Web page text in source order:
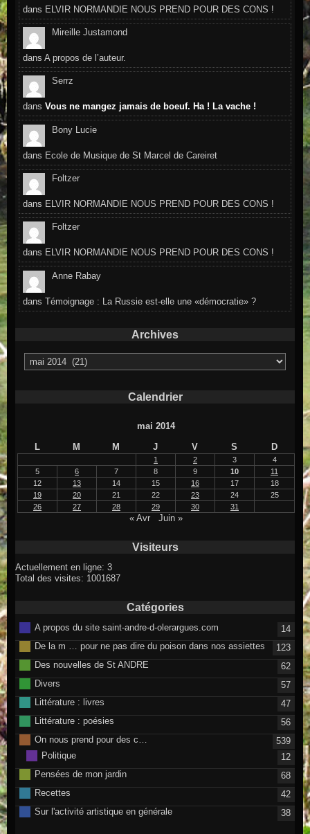
dans ELVIR NORMANDIE NOUS PREND POUR DES CONS !
Mireille Justamond
dansA propos de l’auteur.
Serrz
dansVous ne mangez jamais de boeuf. Ha ! La vache !
Bony Lucie
dans Ecole de Musique de St Marcel de Careiret
Foltzer
dans ELVIR NORMANDIE NOUS PREND POUR DES CONS !
Foltzer
dans ELVIR NORMANDIE NOUS PREND POUR DES CONS !
Anne Rabay
dansTémoignage : La Russie est-elle une «démocratie» ?
Archives
Archives
Calendrier
mai 2014
L
M M J V S D
1 2 3
4
5
6 7 8 9 10
11
12
13 14 15 16 17
18
19
20 21 22 23 24
25
26
27 28 29 30 31
« Avr Juin »
Visiteurs
Actuellement en ligne: 3
Total des visites: 1001687
Catégories
A propos du site saint-andre-d-olerargues.com
14
De la m … pour ne pas dire du poison dans nos assiettes
123
Des nouvelles de St ANDRE
62
Divers
57
Littérature : livres
47
Littérature : poésies
56
On nous prend pour des c…
539
Politique
12
Pensées de mon jardin
68
Recettes
42
Sur l'activité artistique en générale
38